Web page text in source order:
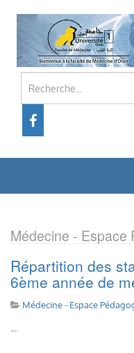
Médecine - Espace
Répartition des
6ème année de
Médecine - Espace